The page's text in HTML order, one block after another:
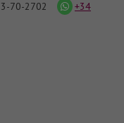
70-2702
icona
whatsapp
+34